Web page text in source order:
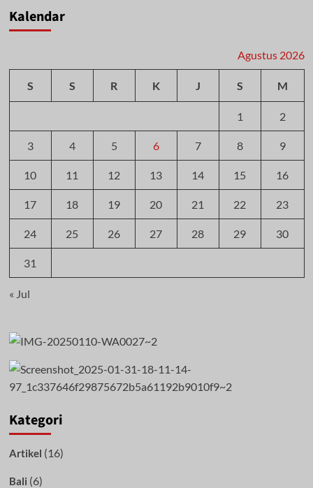
Kalendar
Agustus 2026
S S R K J S M
1 2
3 4 5 6 7 8 9
10 11 12 13 14 15 16
17 18 19 20 21 22 23
24 25 26 27 28 29 30
31
« Jul
Kategori
Artikel (16)
Bali (6)